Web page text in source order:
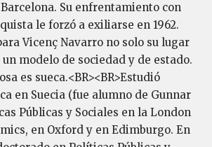
Su enfrentamiento con
le forzó a exiliarse en 1962.
Vicenç Navarro no solo su lugar
modelo de sociedad y de estado.
es sueca.<BR><BR>Estudió
en Suecia (fue alumno de Gunnar
Públicas y Sociales en la London
en Oxford y en Edimburgo. En